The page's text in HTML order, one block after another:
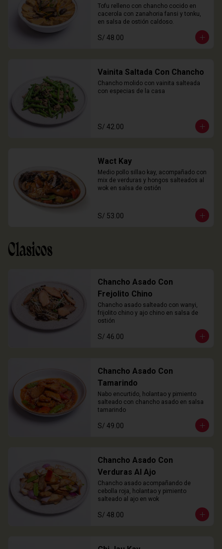
Tofu relleno con chancho cocido en
cacerola con zanahoria fansi y tonku,
en salsa de ostión caldoso.
S/ 48.00
Vainita Saltada Con Chancho
Chancho molido con vainita salteada
con especias de la casa
S/ 42.00
Wact Kay
Medio pollo sillao kay, acompañado con
mix de verduras y hongos salteados al
wok en salsa de ostión
S/ 53.00
Clasicos
Chancho Asado Con
Frejolito Chino
Chancho asado salteado con wanyi,
frijolito chino y ajo chino en salsa de
ostión
S/ 46.00
Chancho Asado Con
Tamarindo
Nabo encurtido, holantao y pimiento
salteado con chancho asado en salsa
tamarindo
S/ 49.00
Chancho Asado Con
Verduras Al Ajo
Chancho asado acompañando de
cebolla roja, holantao y pimiento
salteado al ajo en wok
S/ 48.00